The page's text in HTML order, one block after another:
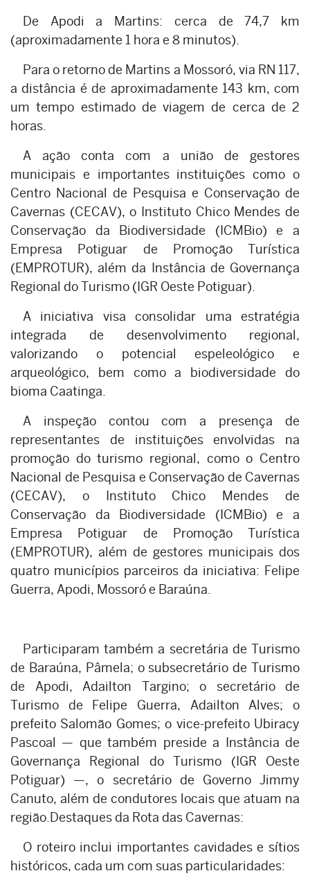
De Apodi a Martins: cerca de 74,7 km
(aproximadamente 1 hora e 8 minutos).
Para o retorno de Martins a Mossoró, via RN 117,
a distância é de aproximadamente 143 km, com
um tempo estimado de viagem de cerca de 2
horas.
A ação conta com a união de gestores
municipais e importantes instituições como o
Centro Nacional de Pesquisa e Conservação de
Cavernas (CECAV), o Instituto Chico Mendes de
Conservação da Biodiversidade (ICMBio) e a
Empresa Potiguar de Promoção Turística
(EMPROTUR), além da Instância de Governança
Regional do Turismo (IGR Oeste Potiguar).
A iniciativa visa consolidar uma estratégia
integrada de desenvolvimento regional,
valorizando o potencial espeleológico e
arqueológico, bem como a biodiversidade do
bioma Caatinga.
A inspeção contou com a presença de
representantes de instituições envolvidas na
promoção do turismo regional, como o Centro
Nacional de Pesquisa e Conservação de Cavernas
(CECAV), o Instituto Chico Mendes de
Conservação da Biodiversidade (ICMBio) e a
Empresa Potiguar de Promoção Turística
(EMPROTUR), além de gestores municipais dos
quatro municípios parceiros da iniciativa: Felipe
Guerra, Apodi, Mossoró e Baraúna.
Participaram também a secretária de Turismo
de Baraúna, Pâmela; o subsecretário de Turismo
de Apodi, Adailton Targino; o secretário de
Turismo de Felipe Guerra, Adailton Alves; o
prefeito Salomão Gomes; o vice-prefeito Ubiracy
Pascoal — que também preside a Instância de
Governança Regional do Turismo (IGR Oeste
Potiguar) —, o secretário de Governo Jimmy
Canuto, além de condutores locais que atuam na
região.Destaques da Rota das Cavernas:
O roteiro inclui importantes cavidades e sítios
históricos, cada um com suas particularidades: